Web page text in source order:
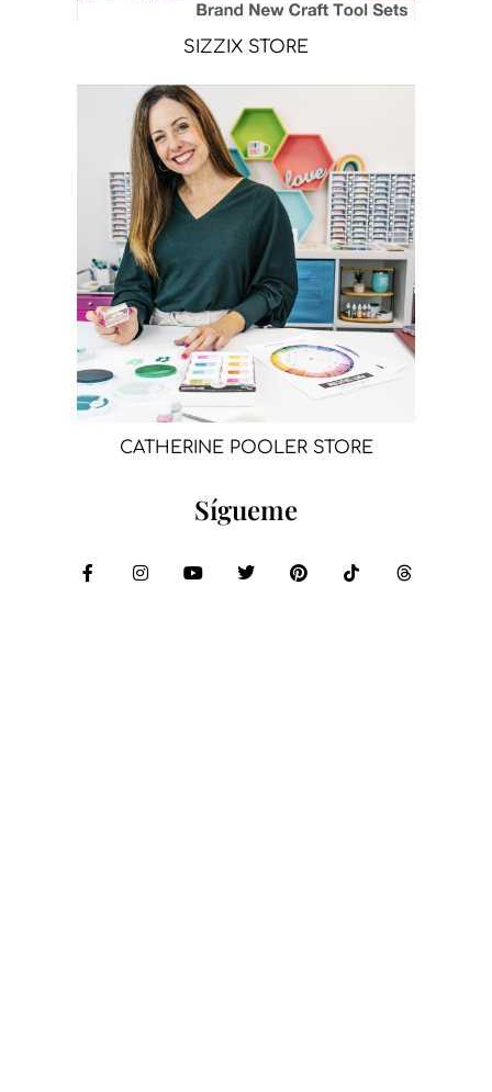
SIZZIX STORE
CATHERINE POOLER STORE
Sígueme